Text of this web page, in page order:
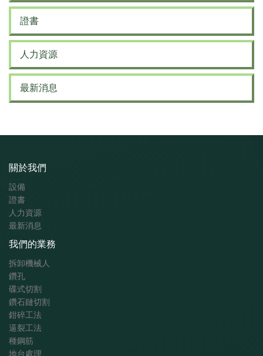
證書
人力資源
最新消息
關於我們
設備
證書
人力資源
最新消息
我們的業務
拆卸機械人
鑽孔
碟式切割
鑽石鏈切割
鉗碎工法
逼裂工法
種鋼筋
地台處理​